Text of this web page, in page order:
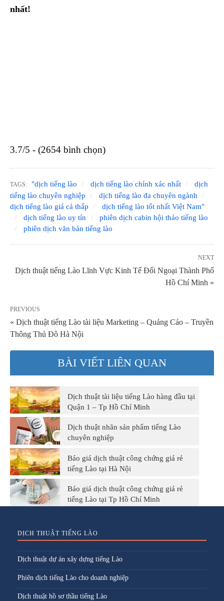
nhất!
3.7/5 - (2654 bình chọn)
TAGS: "dịch tiếng lào dịch tiếng lào chính xác nhất
dịch
tiếng lào chuyên nghiệp
dịch tiếng lào đa chuyên ngành
dịch tiếng lào giá cả thấp
dịch tiếng lào tốt nhất Việt Nam"
dịch tiếng lào uy tín
phiên dịch cabin hội thảo tiếng lào
phiên dịch văn bản tiếng lào
NEXT
Dịch thuật tiếng Lào Lĩnh Vực Kinh Tế Đối Ngoại Thành Phố
Hồ Chí Minh »
PREVIOUS
« Dịch thuật tiếng Lào tài liệu Marketing – Quảng Cáo – Truyền
Thông Thủ Đô Hà Nội
BÀI VIẾT LIÊN QUAN
Dịch thuật tài liệu tiếng Lào hàng đầu tại
Quận 1 – Tp Hồ Chí Minh
Dịch thuật nhãn sản phẩm tiếng Lào
chuyên nghiệp
Báo giá dịch thuật công chứng giá rẻ
tiếng Lào tại Hà Nội
Báo giá dịch thuật công chứng giá rẻ
tiếng Lào tại Tp Hồ Chí Minh
DỊCH THUẬT TIẾNG LÀO
Dịch thuật dự án xây dựng tiếng Lào
Phiên dịch tiếng Lào cho doanh nghiệp
Dịch thuật hồ sơ thầu tiếng Lào